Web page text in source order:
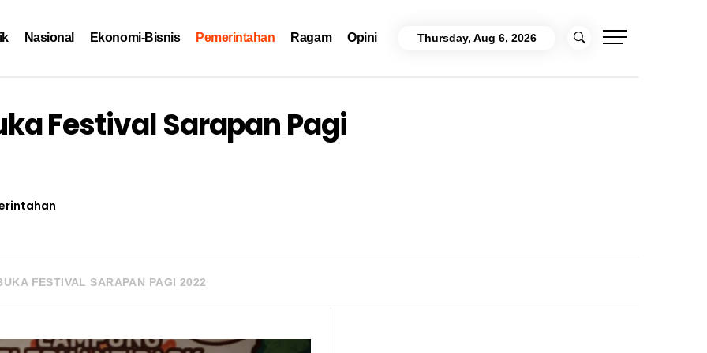
Nasional Ekonomi-Bisnis Pemerintahan Ragam Opini Thursday, Aug 6, 2026
Festival Sarapan Pagi
FESTIVAL SARAPAN PAGI 2022